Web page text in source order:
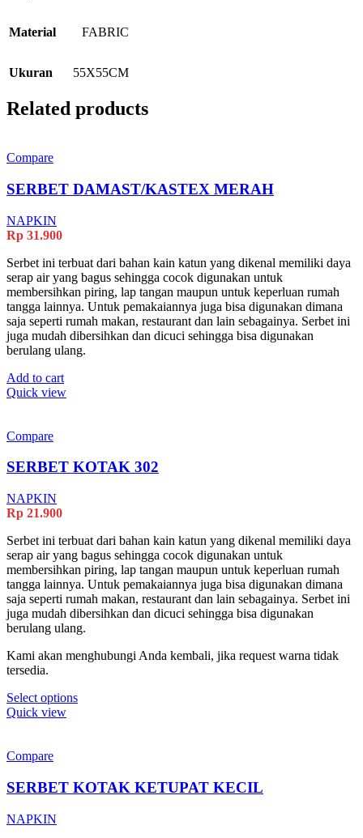
Material FABRIC
Ukuran 55X55CM
Related products
Compare
SERBET DAMAST/KASTEX MERAH
NAPKIN
Rp 31.900
Serbet ini terbuat dari bahan kain katun yang dikenal memiliki daya
serap air yang bagus sehingga cocok digunakan untuk
membersihkan piring, lap tangan maupun untuk keperluan rumah
tangga lainnya. Untuk pemakaiannya juga bisa digunakan dimana
saja seperti rumah makan, restaurant dan lain sebagainya. Serbet ini
juga mudah dibersihkan dan dicuci sehingga bisa digunakan
berulang ulang.
Add to cart
Quick view
Compare
SERBET KOTAK 302
NAPKIN
Rp 21.900
Serbet ini terbuat dari bahan kain katun yang dikenal memiliki daya
serap air yang bagus sehingga cocok digunakan untuk
membersihkan piring, lap tangan maupun untuk keperluan rumah
tangga lainnya. Untuk pemakaiannya juga bisa digunakan dimana
saja seperti rumah makan, restaurant dan lain sebagainya. Serbet ini
juga mudah dibersihkan dan dicuci sehingga bisa digunakan
berulang ulang.
Kami akan menghubungi Anda kembali, jika request warna tidak
tersedia.
Select options
Quick view
Compare
SERBET KOTAK KETUPAT KECIL
NAPKIN